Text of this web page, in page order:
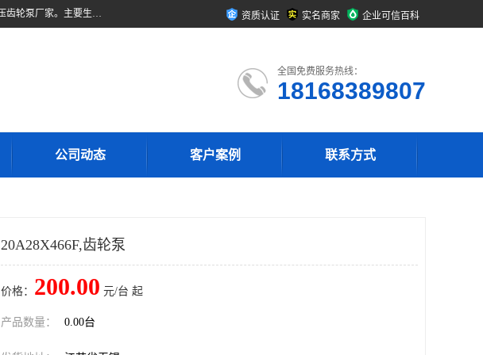
无锡乾锐锋液压科技有限公司，系专业从事各类液压元件与气动元件的研发、生产和销售业务为一体的生产型齿轮泵厂家、液压齿轮泵厂家。主要生产销售风冷式冷却器、液压油风冷却器，冷却器厂家直销、齿轮泵型号、齿轮泵厂家排名详情可来电咨询！ 资质认证 实名商家 企业可信百科
全国免费服务热线：
18168389807
公司动态 客户案例 联系方式
20A28X466F,齿轮泵
价格： 200.00 元/台 起
产品数量： 0.00台